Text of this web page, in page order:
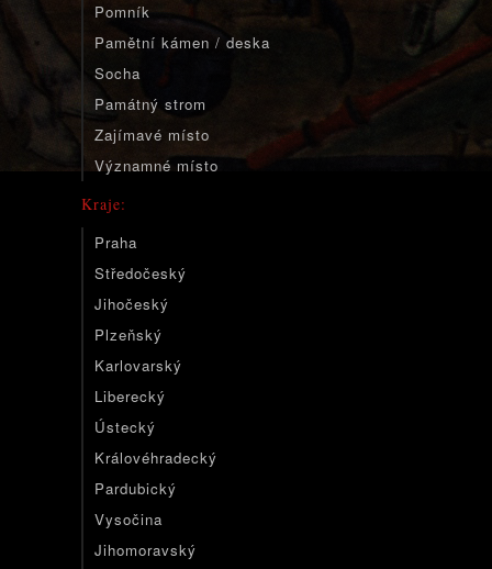
Pomník
Pamětní kámen / deska
Socha
Památný strom
Zajímavé místo
Významné místo
Kraje:
Praha
Středočeský
Jihočeský
Plzeňský
Karlovarský
Liberecký
Ústecký
Královéhradecký
Pardubický
Vysočina
Jihomoravský